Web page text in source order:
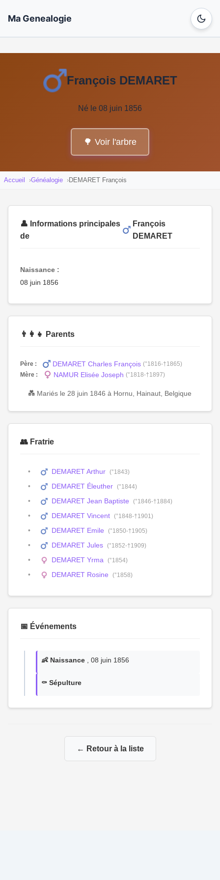
Ma Genealogie
François DEMARET
Né le 08 juin 1856
🌳 Voir l'arbre
Accueil Généalogie DEMARET François
👤 Informations principales
de
François
DEMARET
Naissance :
08 juin 1856
👨‍👩‍👧 Parents
Père : DEMARET Charles François (°1816-†1865)
Mère :
NAMUR Elisée Joseph (°1818-†1897)
💑 Mariés le 28 juin 1846 à Hornu, Hainaut, Belgique
👥 Fratrie
DEMARET Arthur (°1843)
DEMARET Éleuther (°1844)
DEMARET Jean Baptiste (°1846-†1884)
DEMARET Vincent (°1848-†1901)
DEMARET Emile (°1850-†1905)
DEMARET Jules (°1852-†1909)
DEMARET Yrma (°1854)
DEMARET Rosine (°1858)
📅 Événements
👶 Naissance , 08 juin 1856
⚰️ Sépulture
← Retour à la liste